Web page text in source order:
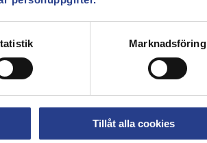
Marknadsföring
Tillåt alla cookies
och